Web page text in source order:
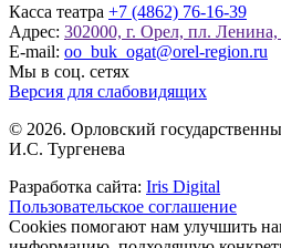
Касса театра +7 (4862) 76-16-39
Адрес: 302000, г. Орел, пл. Ленина,
E-mail: oo_buk_ogat@orel-region.ru
Мы в соц. сетях
Версия для слабовидящих
© 2026. Орловский
И.С. Тургенева
Разработка сайта: Iris Digital
Пользовательское соглашение
Cookies помогают нам улучшить